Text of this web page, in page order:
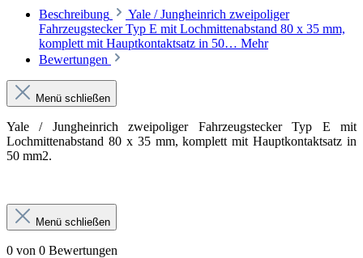
Beschreibung
Yale / Jungheinrich zweipoliger
Fahrzeugstecker Typ E mit Lochmittenabstand 80 x 35 mm,
komplett mit Hauptkontaktsatz in 50… Mehr
Bewertungen
Menü schließen
Yale / Jungheinrich zweipoliger Fahrzeugstecker Typ E mit
Lochmittenabstand 80 x 35 mm, komplett mit Hauptkontaktsatz in
50 mm2.
Menü schließen
0 von 0 Bewertungen